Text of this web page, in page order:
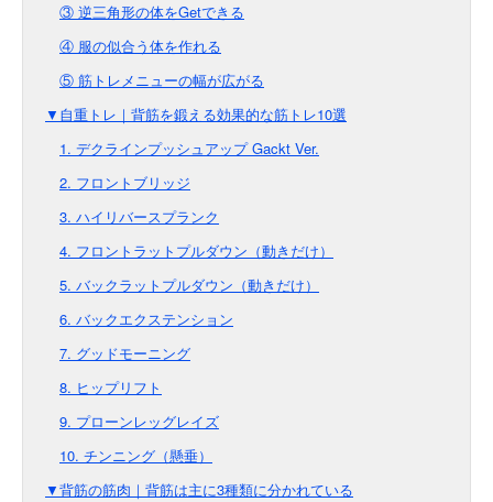
③ 逆三角形の体をGetできる
④ 服の似合う体を作れる
⑤ 筋トレメニューの幅が広がる
▼自重トレ｜背筋を鍛える効果的な筋トレ10選
1. デクラインプッシュアップ Gackt Ver.
2. フロントブリッジ
3. ハイリバースプランク
4. フロントラットプルダウン（動きだけ）
5. バックラットプルダウン（動きだけ）
6. バックエクステンション
7. グッドモーニング
8. ヒップリフト
9. プローンレッグレイズ
10. チンニング（懸垂）
▼背筋の筋肉｜背筋は主に3種類に分かれている